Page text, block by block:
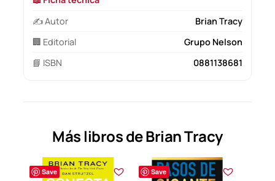
✍️ Autor
Brian Tracy
🏢 Editorial
Grupo Nelson
📘 ISBN
0881138681
Más libros de Brian Tracy
Save Save